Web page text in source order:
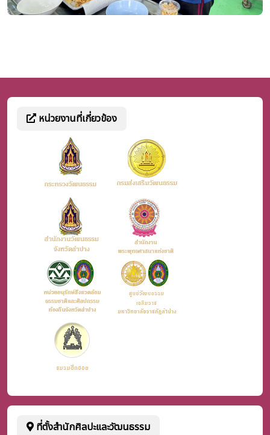
หน่วยงานที่เกี่ยวข้อง
ที่ตั้งสำนักศิลปะและวัฒนธรรม